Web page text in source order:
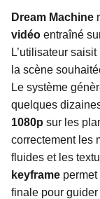
Dream Machine
vidéo entraîné
L’utilisateur saisit
la scène
Le système
quelques
1080p sur les
correctement les
fluides et les
keyframe permet
finale pour